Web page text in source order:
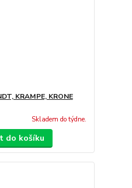
KRAMPE, KRONE
Skladem do týdne.
do košíku